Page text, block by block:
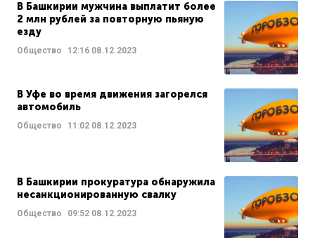
В Башкирии мужчина выплатит более
2 млн рублей за повторную пьяную
езду
Общество 12:16 08.12.2023
В Уфе во время движения загорелся
автомобиль
Общество 11:02 08.12.2023
В Башкирии прокуратура обнаружила
несанкционированную свалку
Общество 09:52 08.12.2023